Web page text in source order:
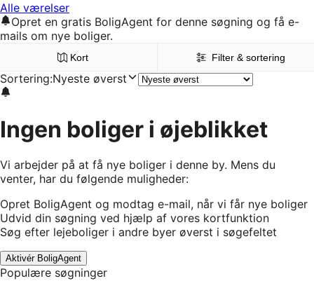
Alle værelser
Opret en gratis BoligAgent for denne søgning og få e-
mails om nye boliger.
Kort Filter & sortering
Sortering:Nyeste øverst
Ingen boliger i øjeblikket
Vi arbejder på at få nye boliger i denne by. Mens du
venter, har du følgende muligheder:
Opret BoligAgent og modtag e-mail, når vi får nye boliger
Udvid din søgning ved hjælp af vores kortfunktion
Søg efter lejeboliger i andre byer øverst i søgefeltet
Aktivér BoligAgent
Populære søgninger